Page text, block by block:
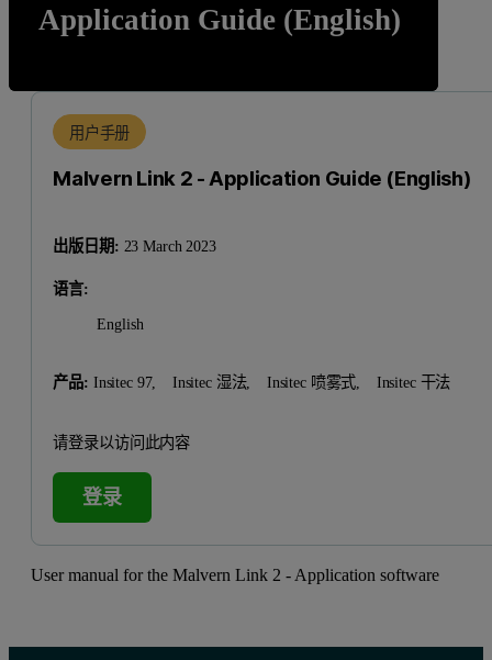
Application Guide (English)
用户手册
Malvern Link 2 - Application Guide (English)
出版日期: 23 March 2023
语言:
English
产品: Insitec 97, Insitec 湿法, Insitec 喷雾式, Insitec 干法
请登录以访问此内容
登录
User manual for the Malvern Link 2 - Application software